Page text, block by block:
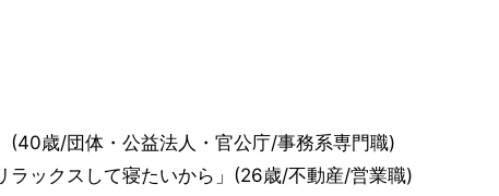
(40歳/団体・公益法人・官公庁/事務系専門職)
ラックスして寝たいから」(26歳/不動産/営業職)